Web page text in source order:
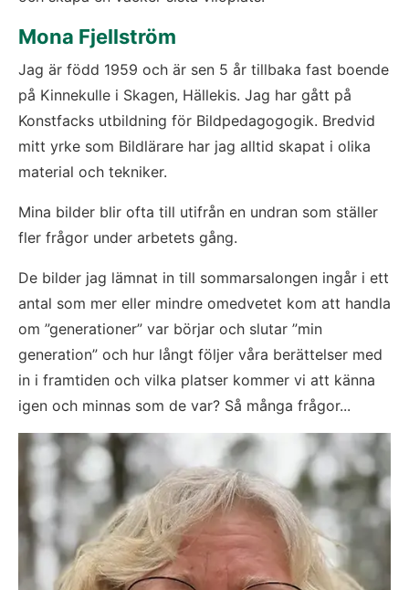
Mona Fjellström
Jag är född 1959 och är sen 5 år tillbaka fast boende
på Kinnekulle i Skagen, Hällekis. Jag har gått på
Konstfacks utbildning för Bildpedagogogik. Bredvid
mitt yrke som Bildlärare har jag alltid skapat i olika
material och tekniker.
Mina bilder blir ofta till utifrån en undran som ställer
fler frågor under arbetets gång.
De bilder jag lämnat in till sommarsalongen ingår i ett
antal som mer eller mindre omedvetet kom att handla
om ”generationer” var börjar och slutar ”min
generation” och hur långt följer våra berättelser med
in i framtiden och vilka platser kommer vi att känna
igen och minnas som de var? Så många frågor...